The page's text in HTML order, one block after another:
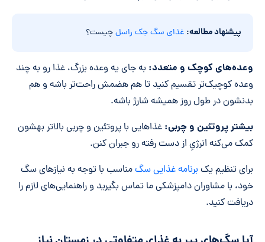
پیشنهاد مطالعه: غذای سگ جک راسلچیست؟
وعده‌های کوچک و متعدد: به جای یه وعده بزرگ، غذا رو به چند
وعده کوچیک‌تر تقسیم کنید تا هم هضمش راحت‌تر باشه و هم
بدنشون در طول روز همیشه شارژ باشه.
بیشتر پروتئین و چربی: غذاهایی با پروتئین و چربی بالاتر بهشون
کمک می‌کنه انرژیِ از دست رفته رو جبران کنن.
برای تنظیم یک برنامه غذایی سگمناسب با توجه به نیازهای سگ
خود، با مشاوران دامپزشکی ما تماس بگیرید و راهنمایی‌های لازم را
دریافت کنید.